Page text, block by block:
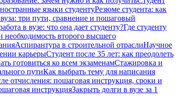
языки студентуРезюме студента: как
три пути, сравнение и пошаговый
в вузе: что она дает студенту?Где студенту
необходимость второго высшего
Аспирантура в строительной отраслиНаучное
карьерыСтудент после 35 лет: как преодолеть
готовиться ко всем экзаменамСтажировка и
путиКак выбрать тему для написания
отчисления: пошаговая инструкция, сроки и
инструкцияЗакрыть долги в вузе за 1